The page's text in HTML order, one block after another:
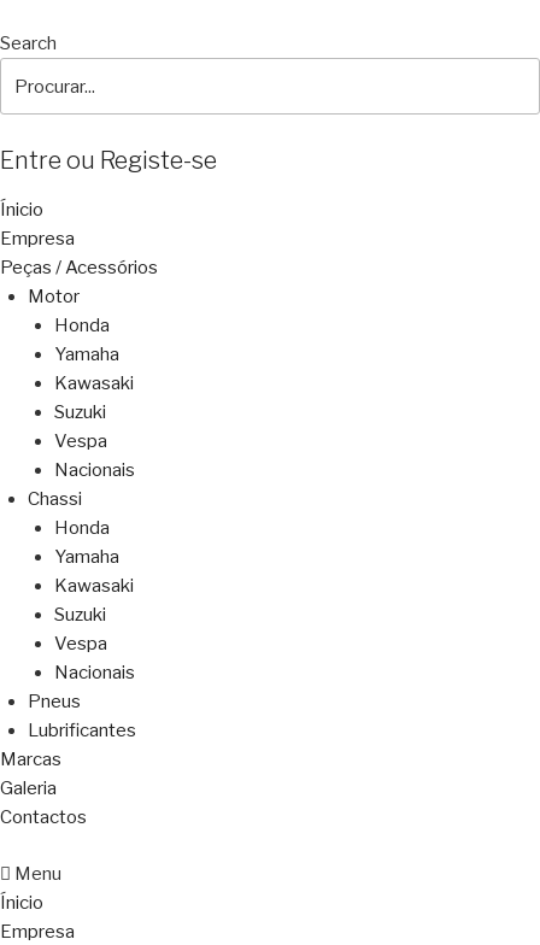
Search
Entre ou Registe-se
Ínicio
Empresa
Peças / Acessórios
Motor
Honda
Yamaha
Kawasaki
Suzuki
Vespa
Nacionais
Chassi
Honda
Yamaha
Kawasaki
Suzuki
Vespa
Nacionais
Pneus
Lubrificantes
Marcas
Galeria
Contactos
Menu
Ínicio
Empresa